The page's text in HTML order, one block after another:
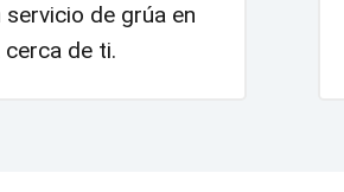
de grúa en
de ti.